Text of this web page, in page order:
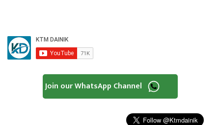
Join our WhatsApp Channel